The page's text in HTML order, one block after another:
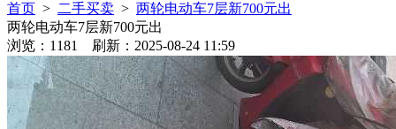
首页 > 二手买卖 > 两轮电动车7层新700元出
两轮电动车7层新700元出
浏览：1181 刷新：2025-08-24 11:59